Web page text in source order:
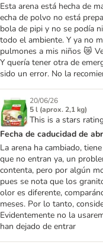
Esta arena está hecha de
echa de polvo no está
bola de pipi y no se podía
todo el ambiente. Y ya no
pulmones a mis niños 😿
Y quería tener otra de
sido un error. No la
20/06/26
5 l (aprox. 2,1 kg)
This is a stars
Fecha de caducidad de
La arena ha cambiado,
que no entran ya, un
contenta, pero por algún
pues se nota que los
olor es diferente,
meses. Por lo tanto,
Evidentemente no la
han dejado de entrar